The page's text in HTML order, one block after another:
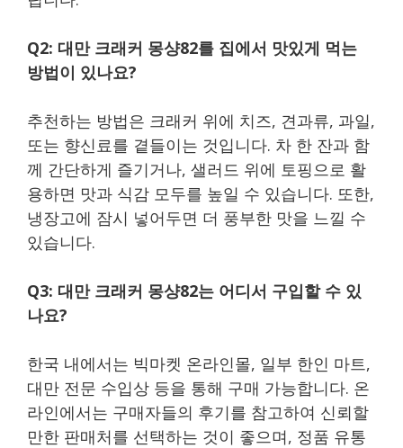
Q2: 대만 크래커 몽샹82를 집에서 맛있게 먹는
방법이 있나요?
추천하는 방법은 크래커 위에 치즈, 견과류, 과일,
또는 향신료를 곁들이는 것입니다. 차 한 잔과 함
께 간단하게 즐기거나, 샐러드 위에 토핑으로 활
용하면 맛과 식감 모두를 높일 수 있습니다. 또한,
냉장고에 잠시 넣어두면 더 풍부한 맛을 느낄 수
있습니다.
Q3: 대만 크래커 몽샹82는 어디서 구입할 수 있
나요?
한국 내에서는 빅마켓 온라인몰, 일부 한인 마트,
대만 전문 수입상 등을 통해 구매 가능합니다. 온
라인에서는 구매자들의 후기를 참고하여 신뢰할
만한 판매처를 선택하는 것이 좋으며, 정품 유통